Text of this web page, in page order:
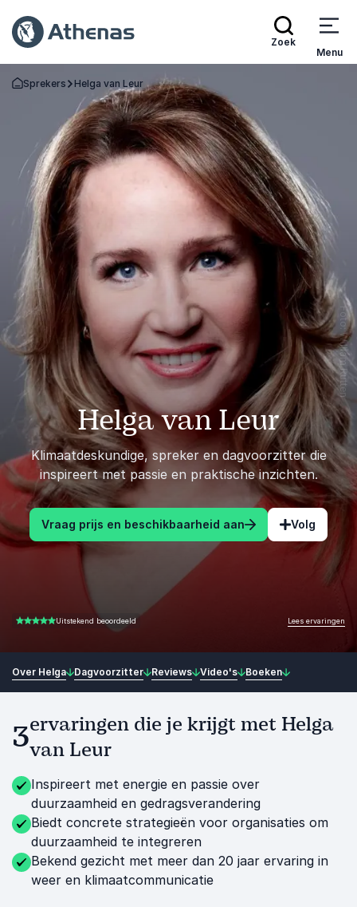
Zoek
Menu
Terug naar de startpagina
Sprekers Helga van Leur
Helga van Leur
Klimaatdeskundige, spreker en dagvoorzitter die
inspireert met passie en praktische inzichten.
Vraag prijs en beschikbaarheid aan Volg
5.00 van 5 Uitstekend beoordeeld Lees ervaringen
Foto: William Rutten
Over Helga Dagvoorzitter Reviews Video's Boeken
3ervaringen die je krijgt met Helga
van Leur
Inspireert met energie en passie over
duurzaamheid en gedragsverandering
Biedt concrete strategieën voor organisaties om
duurzaamheid te integreren
Bekend gezicht met meer dan 20 jaar ervaring in
weer en klimaatcommunicatie